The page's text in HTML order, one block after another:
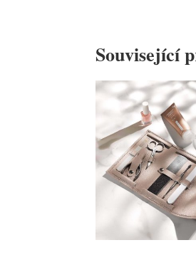
Související